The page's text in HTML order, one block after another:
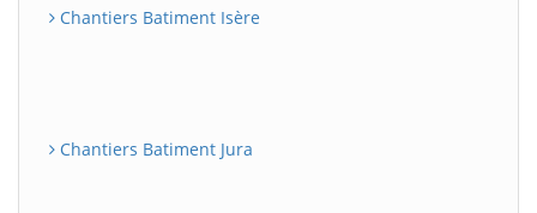
Chantiers Batiment Isère
Chantiers Batiment Jura